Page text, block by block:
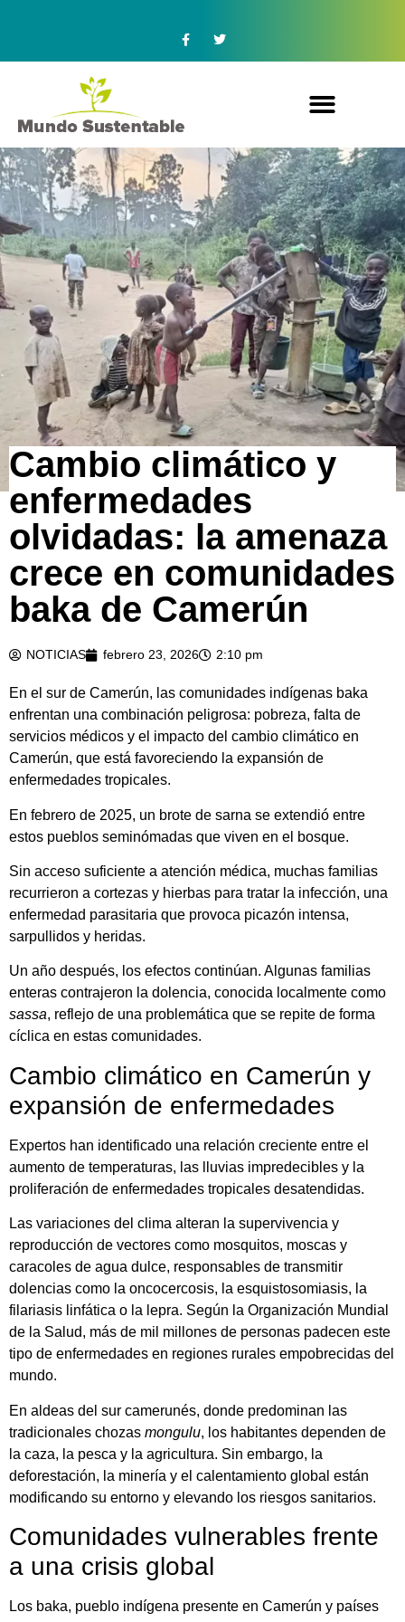
Cambio climático y
enfermedades
olvidadas: la amenaza
crece en comunidades
baka de Camerún
NOTICIAS febrero 23, 2026 2:10 pm
En el sur de Camerún, las comunidades indígenas baka
enfrentan una combinación peligrosa: pobreza, falta de
servicios médicos y el impacto del cambio climático en
Camerún, que está favoreciendo la expansión de
enfermedades tropicales.
En febrero de 2025, un brote de sarna se extendió entre
estos pueblos seminómadas que viven en el bosque.
Sin acceso suficiente a atención médica, muchas familias
recurrieron a cortezas y hierbas para tratar la infección, una
enfermedad parasitaria que provoca picazón intensa,
sarpullidos y heridas.
Un año después, los efectos continúan. Algunas familias
enteras contrajeron la dolencia, conocida localmente como
sassa, reflejo de una problemática que se repite de forma
cíclica en estas comunidades.
Cambio climático en Camerún y
expansión de enfermedades
Expertos han identificado una relación creciente entre el
aumento de temperaturas, las lluvias impredecibles y la
proliferación de enfermedades tropicales desatendidas.
Las variaciones del clima alteran la supervivencia y
reproducción de vectores como mosquitos, moscas y
caracoles de agua dulce, responsables de transmitir
dolencias como la oncocercosis, la esquistosomiasis, la
filariasis linfática o la lepra. Según la Organización Mundial
de la Salud, más de mil millones de personas padecen este
tipo de enfermedades en regiones rurales empobrecidas del
mundo.
En aldeas del sur camerunés, donde predominan las
tradicionales chozas mongulu, los habitantes dependen de
la caza, la pesca y la agricultura. Sin embargo, la
deforestación, la minería y el calentamiento global están
modificando su entorno y elevando los riesgos sanitarios.
Comunidades vulnerables frente
a una crisis global
Los baka, pueblo indígena presente en Camerún y países